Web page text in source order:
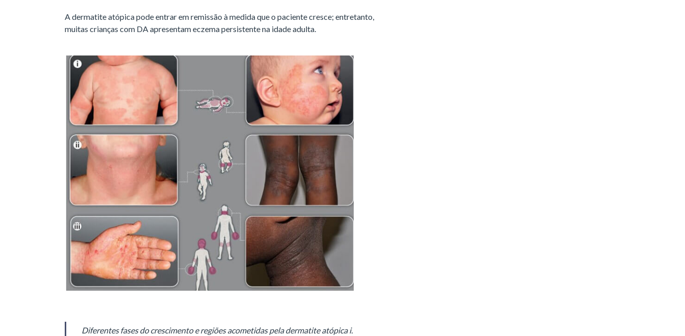
A dermatite atópica pode entrar em remissão à medida que o paciente cresce; entretanto,
muitas crianças com DA apresentam eczema persistente na idade adulta.
Diferentes fases do crescimento e regiões acometidas pela dermatite atópicai.